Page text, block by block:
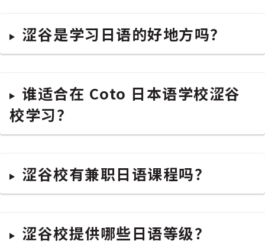
涩谷是学习日语的好地方吗？
谁适合在 Coto 日本语学校涩谷
校学习？
涩谷校有兼职日语课程吗？
涩谷校提供哪些日语等级？